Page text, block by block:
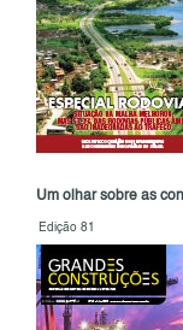
Um olhar sobre as
Edição 81